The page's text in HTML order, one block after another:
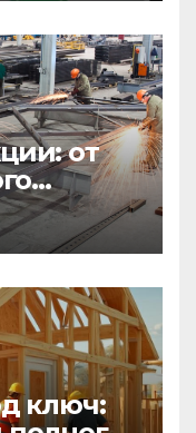
от
ключ: